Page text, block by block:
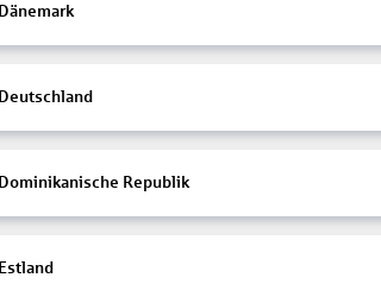
Dänemark
Deutschland
Dominikanische Republik
Estland